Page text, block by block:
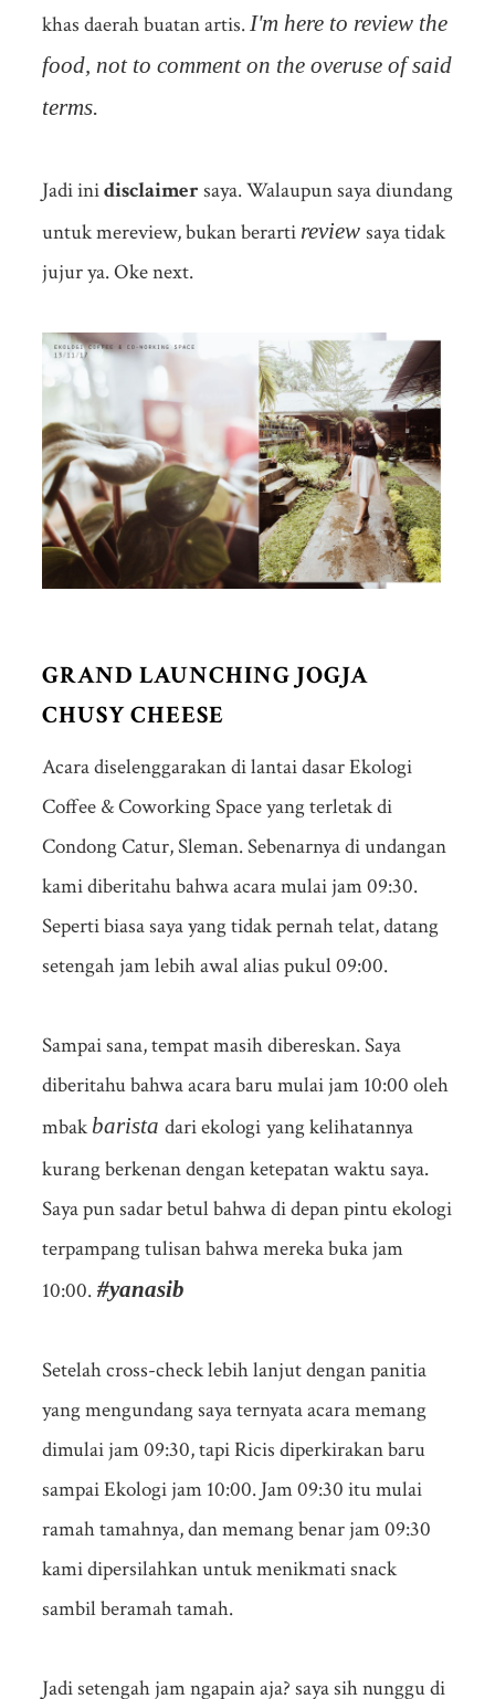
khas daerah buatan artis. I'm here to review the
food, not to comment on the overuse of said
terms.
Jadi inidisclaimer saya. Walaupun saya diundang
untuk mereview, bukan berarti review saya tidak
jujur ya. Oke next.
GRAND LAUNCHING JOGJA
CHUSY CHEESE
Acara diselenggarakan di lantai dasar Ekologi
Coffee & Coworking Space yang terletak di
Condong Catur, Sleman. Sebenarnya di undangan
kami diberitahu bahwa acara mulai jam 09:30.
Seperti biasa saya yang tidak pernah telat, datang
setengah jam lebih awal alias pukul 09:00.
Sampai sana, tempat masih dibereskan. Saya
diberitahu bahwa acara baru mulai jam 10:00 oleh
mbakbarista dari ekologi yang kelihatannya
kurang berkenan dengan ketepatan waktu saya.
Saya pun sadar betul bahwa di depan pintu ekologi
terpampang tulisan bahwa mereka buka jam
10:00. #yanasib
Setelah cross-check lebih lanjut dengan panitia
yang mengundang saya ternyata acara memang
dimulai jam 09:30, tapi Ricis diperkirakan baru
sampai Ekologi jam 10:00. Jam 09:30 itu mulai
ramah tamahnya, dan memang benar jam 09:30
kami dipersilahkan untuk menikmati snack
sambil beramah tamah.
Jadi setengah jam ngapain aja? saya sih nunggu di